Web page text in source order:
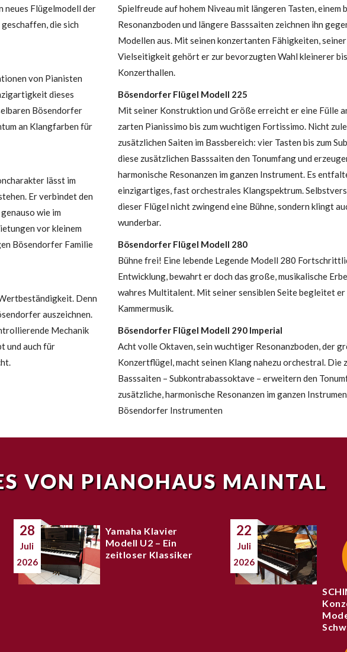
neues Flügelmodell der
die sich
von Pianisten
dieses
Bösendorfer
an Klangfarben für
lässt im
Er verbindet den
wie im
vor kleinem
Bösendorfer Familie
Denn
auszeichnen.
Mechanik
und auch für
Spielfreude auf hohem Niveau mit längeren Tasten, einem
Resonanzboden und längere Basssaiten zeichnen ihn
Modellen aus. Mit seinen konzertanten Fähigkeiten,
Vielseitigkeit gehört er zur bevorzugten Wahl kleinerer
Konzerthallen.
Bösendorfer Flügel Modell 225
Mit seiner Konstruktion und Größe erreicht er eine Fülle
zarten Pianissimo bis zum wuchtigen Fortissimo. Nicht
zusätzlichen Saiten im Bassbereich: vier Tasten bis zum
diese zusätzlichen Basssaiten den Tonumfang und
harmonische Resonanzen im ganzen Instrument. Es
einzigartiges, fast orchestrales Klangspektrum.
dieser Flügel nicht zwingend eine Bühne, sondern klingt
wunderbar.
Bösendorfer Flügel Modell 280
Bühne frei! Eine lebende Legende Modell 280
Entwicklung, bewahrt er doch das große, musikalische
wahres Multitalent. Mit seiner sensiblen Seite begleitet er
Kammermusik.
Bösendorfer Flügel Modell 290 Imperial
Acht volle Oktaven, sein wuchtiger Resonanzboden, der
Konzertflügel, macht seinen Klang nahezu orchestral. Die
Basssaiten – Subkontrabassoktave – erweitern den
zusätzliche, harmonische Resonanzen im ganzen
Bösendorfer Instrumenten
VON PIANOHAUS MAINTAL
28
Juli
2026
Yamaha Klavier
Modell U2 – Ein
zeitloser Klassiker
22
Juli
2026